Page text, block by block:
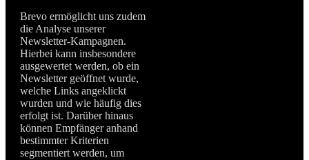
Brevo ermöglicht uns zudem
die Analyse unserer
Newsletter-Kampagnen.
Hierbei kann insbesondere
ausgewertet werden, ob ein
Newsletter geöffnet wurde,
welche Links angeklickt
wurden und wie häufig dies
erfolgt ist. Darüber hinaus
können Empfänger anhand
bestimmter Kriterien
segmentiert werden, um